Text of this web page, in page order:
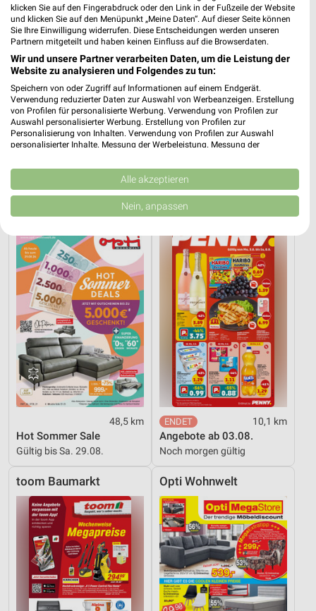
Angebote ab 03.08. Angebote ab 10.08.
Gültig ab Mo. 10.08.
48,5 km
Hot Sommer Sale
Gültig bis Sa. 29.08.
PENNY
10,1 km
Angebote ab 03.08.
Noch morgen gültig
toom Baumarkt Opti Wohnwelt
klicken Sie auf den Fingerabdruck oder den Link in der Fußzeile der Website
und klicken Sie auf den Menüpunkt „Meine Daten“. Auf dieser Seite können
Sie Ihre Einwilligung widerrufen. Diese Entscheidungen werden unseren
Partnern mitgeteilt und haben keinen Einfluss auf die Browserdaten.
Wir und unsere Partner verarbeiten Daten, um die Leistung der
Website zu analysieren und Folgendes zu tun:
Speichern von oder Zugriff auf Informationen auf einem Endgerät.
Verwendung reduzierter Daten zur Auswahl von Werbeanzeigen. Erstellung
von Profilen für personalisierte Werbung. Verwendung von Profilen zur
Auswahl personalisierter Werbung. Erstellung von Profilen zur
Personalisierung von Inhalten. Verwendung von Profilen zur Auswahl
personalisierter Inhalte. Messung der Werbeleistung. Messung der
Kombinationen von Daten aus verschiedenen Quellen. Entwicklung und
Verbesserung der Angebote. Verwendung reduzierter Daten zur Auswahl
von Inhalten.
Daten können außerhalb der Europäischen Union weitergegeben und in die
Website/App.
Partnerliste anzeigen (1 IAB-Anbieter)
Wir nutzen Ihre Daten für folgende Zwecke:
IAB-Verarbeitungszwecke:
Speichern von oder Zugriff auf Informationen
auf einem Endgerät
Verwendung reduzierter Daten zur Auswahl von
Werbeanzeigen
Erstellung von Profilen für personalisierte
Werbung
Verwendung von Profilen zur Auswahl
personalisierter Werbung
Erstellung von Profilen zur Personalisierung
von Inhalten
Verwendung von Profilen zur Auswahl
personalisierter Inhalte
Messung der Werbeleistung
Messung der Performance von Inhalten
Alle akzeptieren
Nein, anpassen